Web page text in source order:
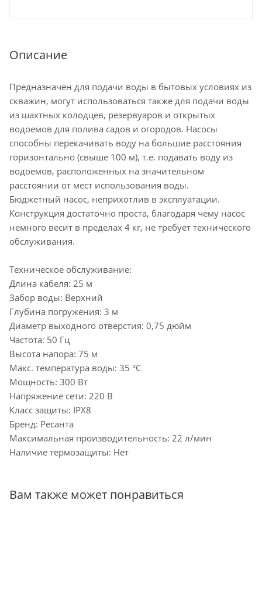
Описание
Предназначен для подачи воды в бытовых условиях из
скважин, могут использоваться также для подачи воды
из шахтных колодцев, резервуаров и открытых
водоемов для полива садов и огородов. Насосы
способны перекачивать воду на большие расстояния
горизонтально (свыше 100 м), т.е. подавать воду из
водоемов, расположенных на значительном
расстоянии от мест использования воды.
Бюджетный насос, неприхотлив в эксплуатации.
Конструкция достаточно проста, благодаря чему насос
немного весит в пределах 4 кг, не требует технического
обслуживания.
Техническое обслуживание:
Длина кабеля: 25 м
Забор воды: Верхний
Глубина погружения: 3 м
Диаметр выходного отверстия: 0,75 дюйм
Частота: 50 Гц
Высота напора: 75 м
Макс. температура воды: 35 °C
Мощность: 300 Вт
Напряжение сети: 220 В
Класс защиты: IPX8
Бренд: Ресанта
Максимальная производительность: 22 л/мин
Наличие термозащиты: Нет
Вам также может понравиться